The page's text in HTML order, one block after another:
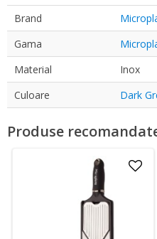
Brand
Gama
Material
Inox
Culoare
Dark
Produse